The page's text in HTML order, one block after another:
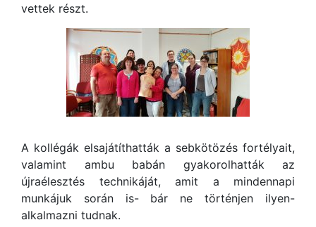
vettek részt.
A kollégák elsajátíthatták a sebkötözés fortélyait,
valamint ambu babán gyakorolhatták az
újraélesztés technikáját, amit a mindennapi
munkájuk során is- bár ne történjen ilyen-
alkalmazni tudnak.